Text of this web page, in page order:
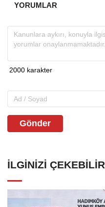
YORUMLAR
Gönder
İLGINIZI ÇEKEBILIR